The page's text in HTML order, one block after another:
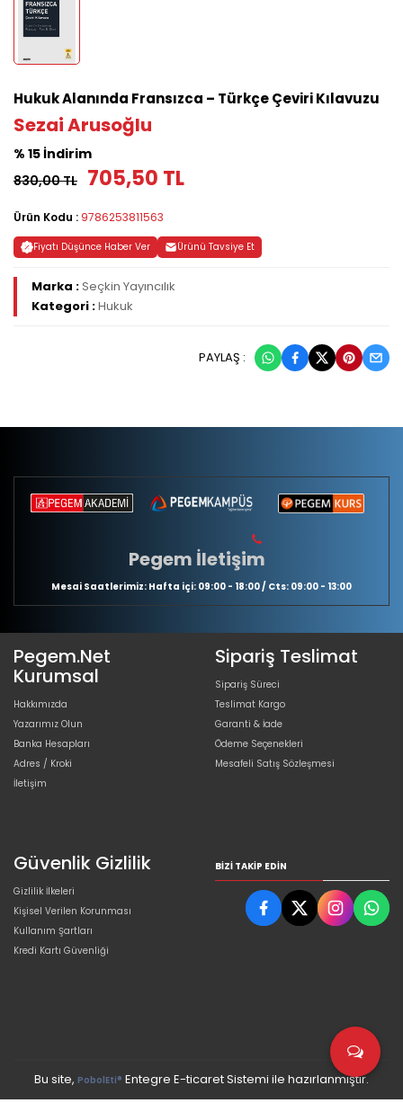
Hukuk Alanında Fransızca – Türkçe Çeviri Kılavuzu
Sezai Arusoğlu
% 15 İndirim
830,00 TL 705,50 TL
Ürün Kodu : 9786253811563
Fiyatı Düşünce Haber Ver Ürünü Tavsiye Et
Marka :Seçkin Yayıncılık
Kategori :Hukuk
PAYLAŞ :
Pegem İletişim
Mesai Saatlerimiz: Hafta içi: 09:00 - 18:00 / Cts: 09:00 - 13:00
Pegem.Net
Kurumsal
Hakkımızda
Yazarımız Olun
Banka Hesapları
Adres / Kroki
İletişim
Sipariş Teslimat
Sipariş Süreci
Teslimat Kargo
Garanti & İade
Ödeme Seçenekleri
Mesafeli Satış Sözleşmesi
Güvenlik Gizlilik
Gizlilik İlkeleri
Kişisel Verilen Korunması
Kullanım Şartları
Kredi Kartı Güvenliği
BIZI TAKIP EDIN
Bu site, PobolEti® Entegre E-ticaret Sistemi ile hazırlanmıştır.